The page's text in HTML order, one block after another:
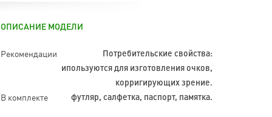
ОПИСАНИЕ МОДЕЛИ
Рекомендации
Потребительские свойства:
ипользуются для изготовления очков,
корригирующих зрение.
В комплекте футляр, салфетка, паспорт, памятка.